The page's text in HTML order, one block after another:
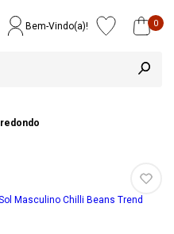
Bem-Vindo(a)! 0
redondo